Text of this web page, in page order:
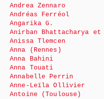
Andrea Zennaro
Andréas Ferréol
Angarika G.
Anirban Bhattacharya
Anissa Tlemcen
Anna (Rennes)
Anna Bahini
Anna Touati
Annabelle Perrin
Anne-Leïla Ollivier
Antoine (Toulouse)